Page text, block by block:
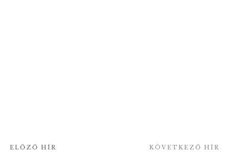
ELŐZŐ HÍR KÖVETKEZŐ HÍR